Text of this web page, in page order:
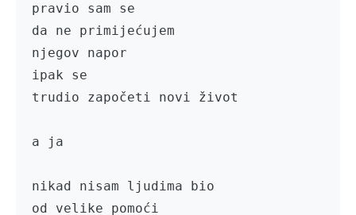
pravio sam se
da ne primijećujem
njegov napor
ipak se
trudio započeti novi život
a ja
nikad nisam ljudima bio
od velike pomoći